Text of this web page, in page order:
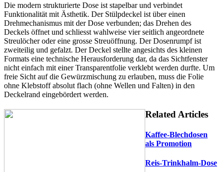
Die modern strukturierte Dose ist stapelbar und verbindet
Funktionalität mit Ästhetik. Der Stülpdeckel ist über einen
Drehmechanismus mit der Dose verbunden; das Drehen des
Deckels öffnet und schliesst wahlweise vier seitlich angeordnete
Streulöcher oder eine grosse Streuöffnung. Der Dosenrumpf ist
zweiteilig und gefalzt. Der Deckel stellte angesichts des kleinen
Formats eine technische Herausforderung dar, da das Sichtfenster
nicht einfach mit einer Transparentfolie verklebt werden durfte. Um
freie Sicht auf die Gewürzmischung zu erlauben, muss die Folie
ohne Klebstoff absolut flach (ohne Wellen und Falten) in den
Deckelrand eingebördert werden.
Related Articles
Kaffee-Blechdosen
als Promotion
Reis-Trinkhalm-Dose